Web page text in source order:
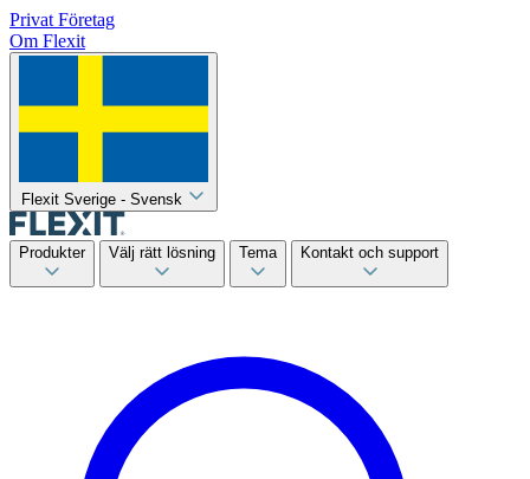
Privat Företag
Om Flexit
Flexit Sverige - Svensk
Produkter Välj rätt lösning Tema Kontakt och support